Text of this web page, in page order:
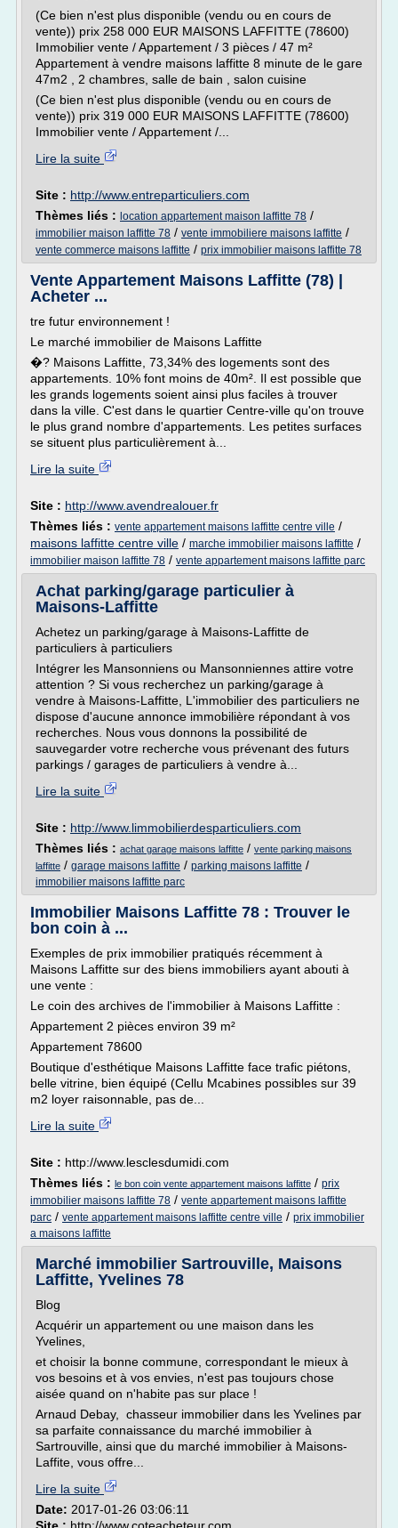
(Ce bien n'est plus disponible (vendu ou en cours de
vente)) prix 258 000 EUR MAISONS LAFFITTE (78600)
Immobilier vente / Appartement / 3 pièces / 47 m²
Appartement à vendre maisons laffitte 8 minute de le gare
47m2 , 2 chambres, salle de bain , salon cuisine
(Ce bien n'est plus disponible (vendu ou en cours de
vente)) prix 319 000 EUR MAISONS LAFFITTE (78600)
Immobilier vente / Appartement /...
Lire la suite
Site : http://www.entreparticuliers.com
Thèmes liés : location appartement maison laffitte 78 /
immobilier maison laffitte 78 / vente immobiliere maisons laffitte /
vente commerce maisons laffitte / prix immobilier maisons laffitte 78
Vente Appartement Maisons Laffitte (78) |
Acheter ...
tre futur environnement !
Le marché immobilier de Maisons Laffitte
�? Maisons Laffitte, 73,34% des logements sont des
appartements. 10% font moins de 40m². Il est possible que
les grands logements soient ainsi plus faciles à trouver
dans la ville. C'est dans le quartier Centre-ville qu'on trouve
le plus grand nombre d'appartements. Les petites surfaces
se situent plus particulièrement à...
Lire la suite
Site : http://www.avendrealouer.fr
Thèmes liés : vente appartement maisons laffitte centre ville /
maisons laffitte centre ville / marche immobilier maisons laffitte /
immobilier maison laffitte 78 / vente appartement maisons laffitte parc
Achat parking/garage particulier à
Maisons-Laffitte
Achetez un parking/garage à Maisons-Laffitte de
particuliers à particuliers
Intégrer les Mansonniens ou Mansonniennes attire votre
attention ? Si vous recherchez un parking/garage à
vendre à Maisons-Laffitte, L'immobilier des particuliers ne
dispose d'aucune annonce immobilière répondant à vos
recherches. Nous vous donnons la possibilité de
sauvegarder votre recherche vous prévenant des futurs
parkings / garages de particuliers à vendre à...
Lire la suite
Site : http://www.limmobilierdesparticuliers.com
Thèmes liés : achat garage maisons laffitte / vente parking maisons
laffitte / garage maisons laffitte / parking maisons laffitte /
immobilier maisons laffitte parc
Immobilier Maisons Laffitte 78 : Trouver le
bon coin à ...
Exemples de prix immobilier pratiqués récemment à
Maisons Laffitte sur des biens immobiliers ayant abouti à
une vente :
Le coin des archives de l'immobilier à Maisons Laffitte :
Appartement 2 pièces environ 39 m²
Appartement 78600
Boutique d'esthétique Maisons Laffitte face trafic piétons,
belle vitrine, bien équipé (Cellu Mcabines possibles sur 39
m2 loyer raisonnable, pas de...
Lire la suite
Site : http://www.lesclesdumidi.com
Thèmes liés : le bon coin vente appartement maisons laffitte / prix
immobilier maisons laffitte 78 / vente appartement maisons laffitte
parc / vente appartement maisons laffitte centre ville / prix immobilier
a maisons laffitte
Marché immobilier Sartrouville, Maisons
Laffitte, Yvelines 78
Blog
Acquérir un appartement ou une maison dans les
Yvelines,
et choisir la bonne commune, correspondant le mieux à
vos besoins et à vos envies, n'est pas toujours chose
aisée quand on n'habite pas sur place !
Arnaud Debay, chasseur immobilier dans les Yvelines par
sa parfaite connaissance du marché immobilier à
Sartrouville, ainsi que du marché immobilier à Maisons-
Laffite, vous offre...
Lire la suite
Date: 2017-01-26 03:06:11